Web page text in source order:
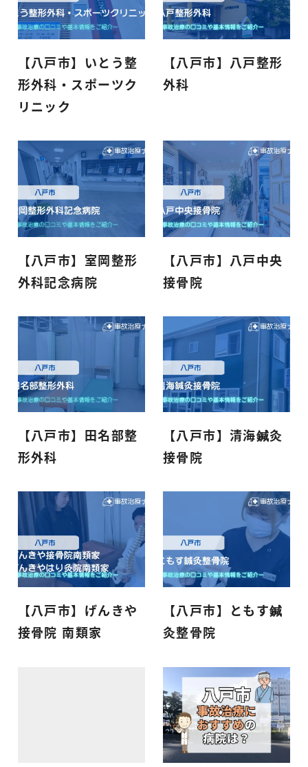
【八戸市】いとう整
形外科・スポーツク
リニック
【八戸市】八戸整形
外科
【八戸市】室岡整形
外科記念病院
【八戸市】八戸中央
接骨院
【八戸市】田名部整
形外科
【八戸市】清海鍼灸
接骨院
【八戸市】げんきや
接骨院 南類家
【八戸市】ともす鍼
灸整骨院